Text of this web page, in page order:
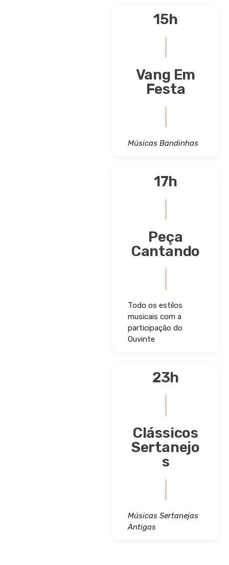
15h
Vang Em
Festa
Músicas Bandinhas
17h
Peça
Cantando
Todo os estilos
musicais com a
participação do
Ouvinte
23h
Clássicos
Sertanejo
s
Músicas Sertanejas
Antigas